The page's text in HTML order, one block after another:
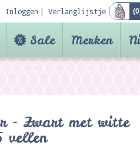
Inloggen Verlanglijstje (0
Sale Merken
- Zwart met witte
vellen